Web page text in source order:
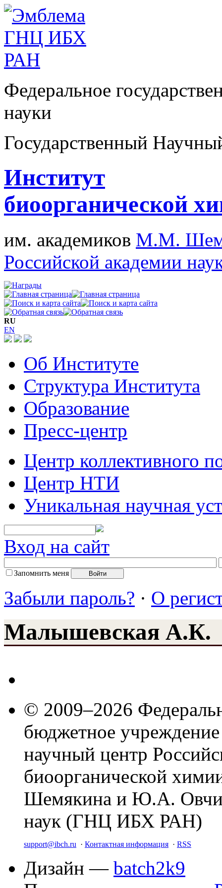
Федеральное
науки
Государственный
Институт
биоорганической
им. академиков М.М.
Российской академии
RU
EN
Об Институте
Структура Института
Образование
Пресс-центр
Центр коллективного
Центр НТИ
Уникальная научная
Вход на сайт
Запомнить меня
Забыли пароль? · О
Малышевская А.К.
© 2009–2026
бюджетное
научный центр
биоорганической
Шемякина и Ю.А.
наук (ГНЦ ИБХ РАН)
support@ibch.ru · Контактная информация · RSS
Дизайн — batch2k9